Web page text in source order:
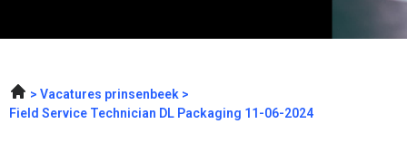
Vacatures prinsenbeek
Field Service Technician DL Packaging 11-06-2024